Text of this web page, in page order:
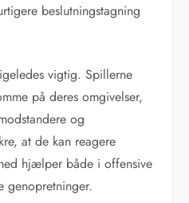
beslutningstagning
vigtig. Spillerne
på deres omgivelser,
og
at de kan reagere
hjælper både i offensive
genopretninger.